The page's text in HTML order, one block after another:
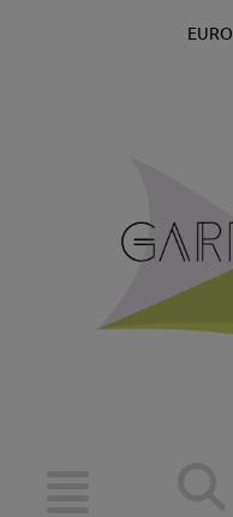
EURO